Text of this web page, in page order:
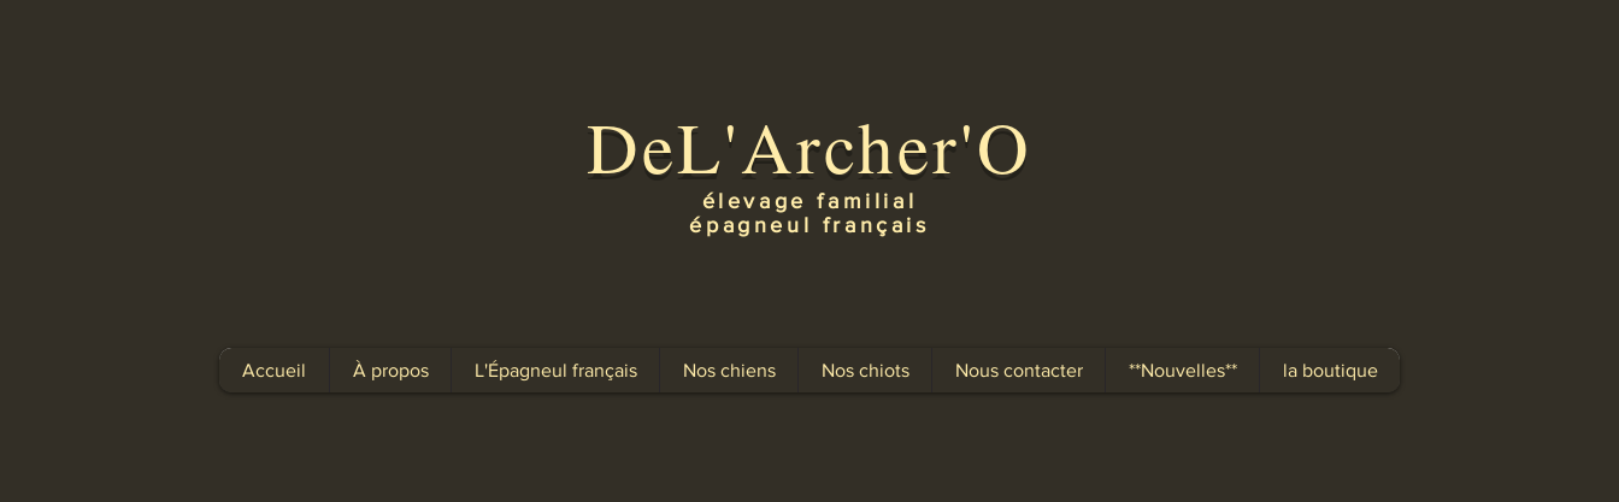
DeL'Archer'O
élevage familial
épagneul français
Accueil À propos L'Épagneul français Nos chiens Nos chiots Nous contacter **Nouvelles** la boutique